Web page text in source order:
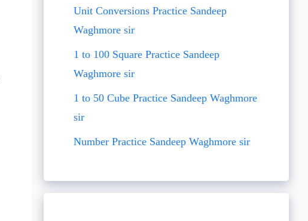
Unit Conversions Practice Sandeep
Waghmore sir
1 to 100 Square Practice Sandeep
Waghmore sir
1 to 50 Cube Practice Sandeep Waghmore
sir
Number Practice Sandeep Waghmore sir